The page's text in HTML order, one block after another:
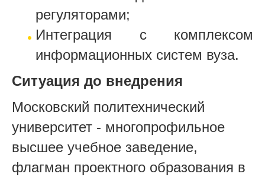
регуляторами;
Интеграция с комплексом
информационных систем вуза.
Ситуация до внедрения
Московский политехнический
университет - многопрофильное
высшее учебное заведение,
флагман проектного образования в